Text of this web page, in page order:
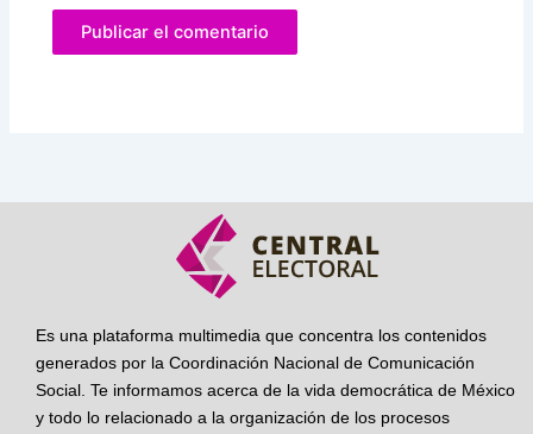
Es una plataforma multimedia que concentra los contenidos
generados por la Coordinación Nacional de Comunicación
Social. Te informamos acerca de la vida democrática de México
y todo lo relacionado a la organización de los procesos